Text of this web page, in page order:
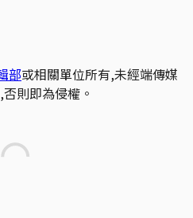
部或相關單位所有,未經端傳媒
則即為侵權。